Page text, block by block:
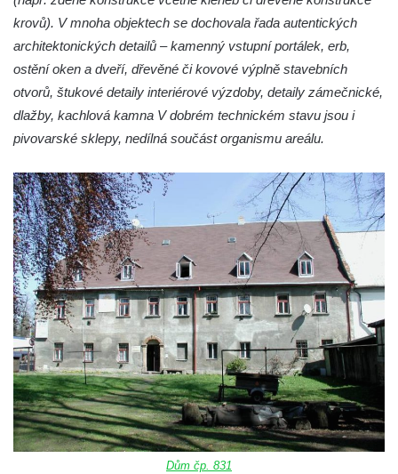
krovů). V mnoha objektech se dochovala řada autentických
architektonických detailů – kamenný vstupní portálek, erb,
ostění oken a dveří, dřevěné či kovové výplně stavebních
otvorů, štukové detaily interiérové výzdoby, detaily zámečnické,
dlažby, kachlová kamna V dobrém technickém stavu jsou i
pivovarské sklepy, nedílná součást organismu areálu.
Dům čp. 831